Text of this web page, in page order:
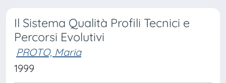
Il Sistema Qualità Profili Tecnici e
Percorsi Evolutivi
PROTO, Maria
1999